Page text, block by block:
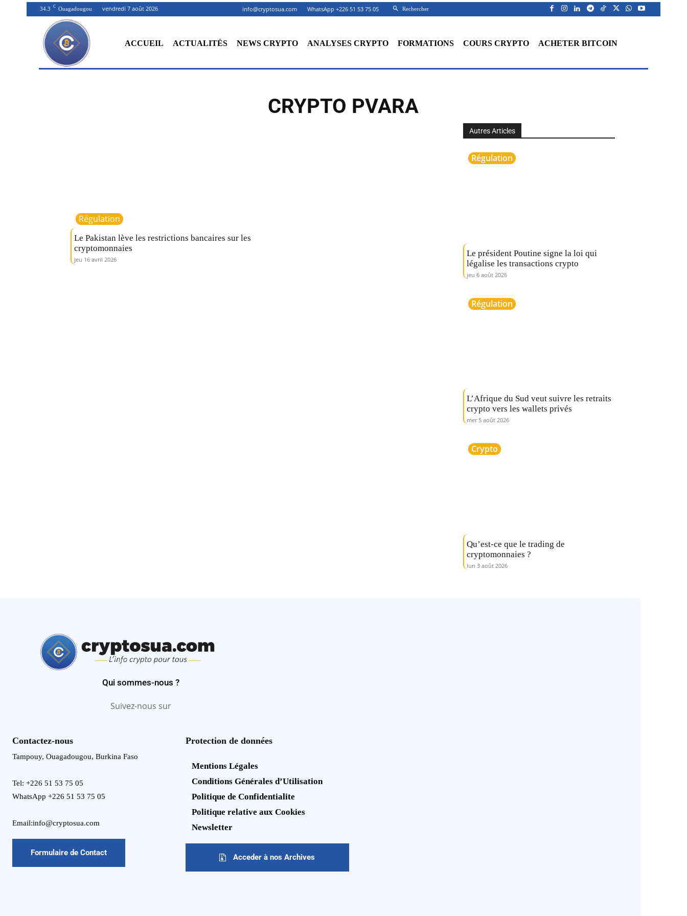
34.3 C Ouagadougou vendredi 7 août 2026 info@cryptosua.com WhatsApp +226 51 53 75 05 Rechercher
ACCUEIL ACTUALITÉS NEWS CRYPTO ANALYSES CRYPTO FORMATIONS COURS CRYPTO ACHETER BITCOIN
CRYPTO PVARA
Régulation
Le Pakistan lève les restrictions bancaires sur les
cryptomonnaies
jeu 16 avril 2026
Autres Articles
Régulation
Le président Poutine signe la loi qui
légalise les transactions crypto
jeu 6 août 2026
Régulation
L’Afrique du Sud veut suivre les retraits
crypto vers les wallets privés
mer 5 août 2026
Crypto
Qu’est-ce que le trading de
cryptomonnaies ?
lun 3 août 2026
Qui sommes-nous ?
Suivez-nous sur
Contactez-nous
Tampouy, Ouagadougou, Burkina Faso
Tel: +226 51 53 75 05
WhatsApp +226 51 53 75 05
Email:info@cryptosua.com
Formulaire de Contact
Protection de données
Mentions Légales
Conditions Générales d’Utilisation
Politique de Confidentialite
Politique relative aux Cookies
Newsletter
Acceder à nos Archives